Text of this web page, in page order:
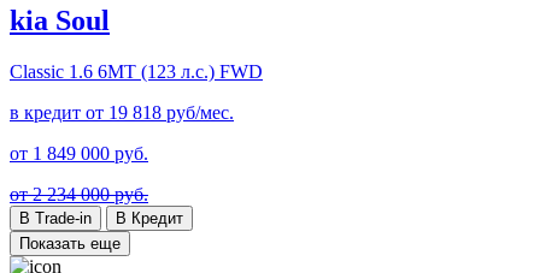
kia Soul
Classic 1.6 6МТ (123 л.с.) FWD
в кредит от 19 818 руб/мес.
от 1 849 000 руб.
от 2 234 000 руб.
В Trade-in
В Кредит
Показать еще